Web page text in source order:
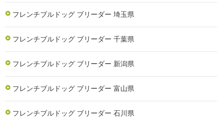
フレンチブルドッグ ブリーダー 埼玉県
フレンチブルドッグ ブリーダー 千葉県
フレンチブルドッグ ブリーダー 新潟県
フレンチブルドッグ ブリーダー 富山県
フレンチブルドッグ ブリーダー 石川県